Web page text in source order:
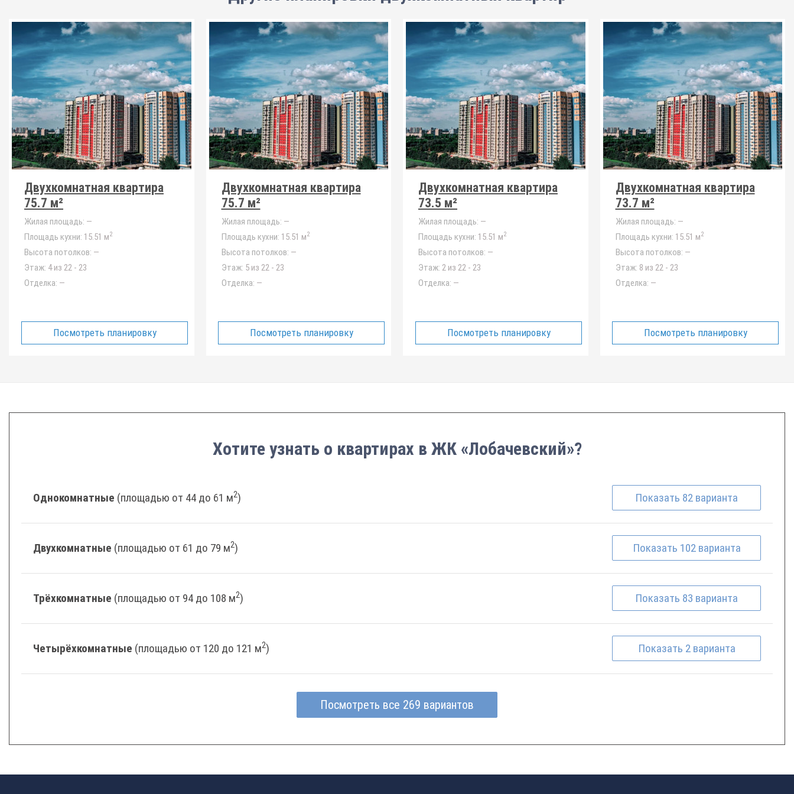
Двухкомнатная квартира
75.7 м²
Жилая площадь: —
Площадь кухни: 15.51 м2
Высота потолков: —
Этаж: 4 из 22 - 23
Отделка: —
Посмотреть планировку
Двухкомнатная квартира
75.7 м²
Жилая площадь: —
Площадь кухни: 15.51 м2
Высота потолков: —
Этаж: 5 из 22 - 23
Отделка: —
Посмотреть планировку
Двухкомнатная квартира
73.5 м²
Жилая площадь: —
Площадь кухни: 15.51 м2
Высота потолков: —
Этаж: 2 из 22 - 23
Отделка: —
Посмотреть планировку
Двухкомнатная квартира
73.7 м²
Жилая площадь: —
Площадь кухни: 15.51 м2
Высота потолков: —
Этаж: 8 из 22 - 23
Отделка: —
Посмотреть планировку
Хотите узнать о квартирах в ЖК «Лобачевский»?
Однокомнатные (площадью от 44 до 61 м2) Показать 82 варианта
Двухкомнатные (площадью от 61 до 79 м2) Показать 102 варианта
Трёхкомнатные (площадью от 94 до 108 м2) Показать 83 варианта
Четырёхкомнатные (площадью от 120 до 121 м2) Показать 2 варианта
Посмотреть все 269 вариантов